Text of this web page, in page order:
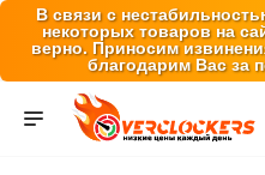
В связи с
некоторых товаров на
верно. Приносим
благодарим Вас за